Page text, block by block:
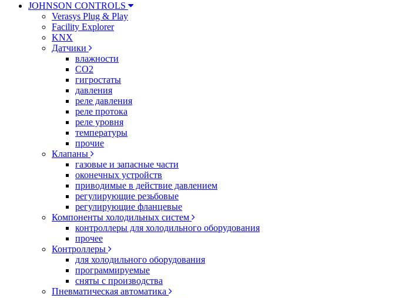
JOHNSON CONTROLS
Verasys Plug & Play
Facility Explorer
KNX
Датчики
влажности
CO2
гигростаты
давления
реле давления
реле протока
реле уровня
температуры
прочие
Клапаны
газовые и запасные части
оконечных устройств
приводимые в действие давлением
регулирующие резьбовые
регулирующие фланцевые
Компоненты холодильных систем
контроллеры для холодильного оборудования
прочее
Контроллеры
для холодильного оборудования
программируемые
сняты с производства
Пневматическая автоматика